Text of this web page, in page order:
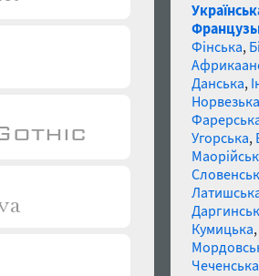
Фінська,
Данська,
Норвезька
Угорська,
Кумицька,
Чеченська